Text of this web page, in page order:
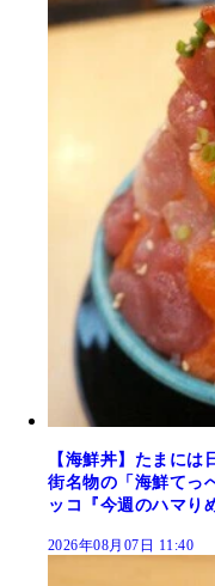
【海鮮丼】たまに
街名物の「海鮮てっ
ッコ『今週のハマり
2026年08月07日 11:40